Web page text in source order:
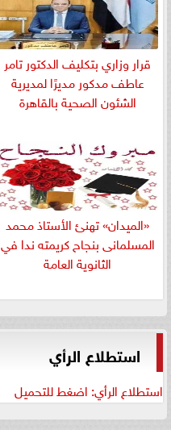
قرار وزاري بتكليف الدكتور تامر
عاطف مدكور مديرًا لمديرية
الشئون الصحية بالقاهرة
«الميدان» تهنئ الأستاذ محمد
المسلمانى بنجاح كريمته ندا في
الثانوية العامة
استطلاع الرأي
استطلاع الرأي: اضغط للتحميل